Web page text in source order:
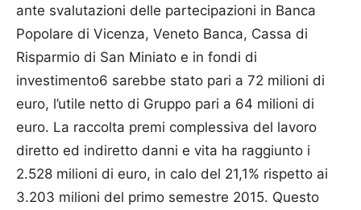
ante svalutazioni delle partecipazioni in Banca
Popolare di Vicenza, Veneto Banca, Cassa di
Risparmio di San Miniato e in fondi di
investimento6 sarebbe stato pari a 72 milioni di
euro, l’utile netto di Gruppo pari a 64 milioni di
euro. La raccolta premi complessiva del lavoro
diretto ed indiretto danni e vita ha raggiunto i
2.528 milioni di euro, in calo del 21,1% rispetto ai
3.203 milioni del primo semestre 2015. Questo